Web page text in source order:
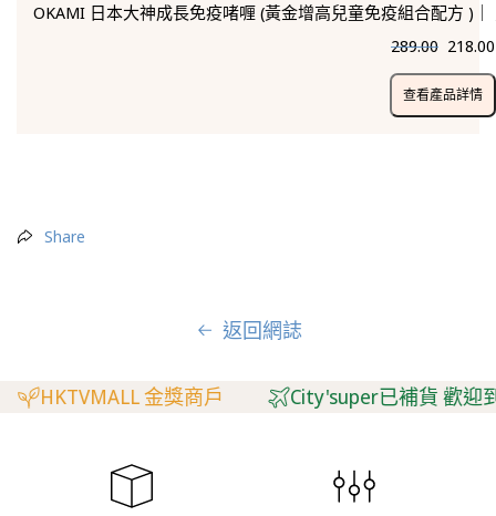
OKAMI 日本大神成長免疫啫喱 (黃金增高兒童免疫組合配方 )
289.00 218.00
查看產品詳情
Share
返回網誌
金獎商戶 City'super已補貨 歡迎到